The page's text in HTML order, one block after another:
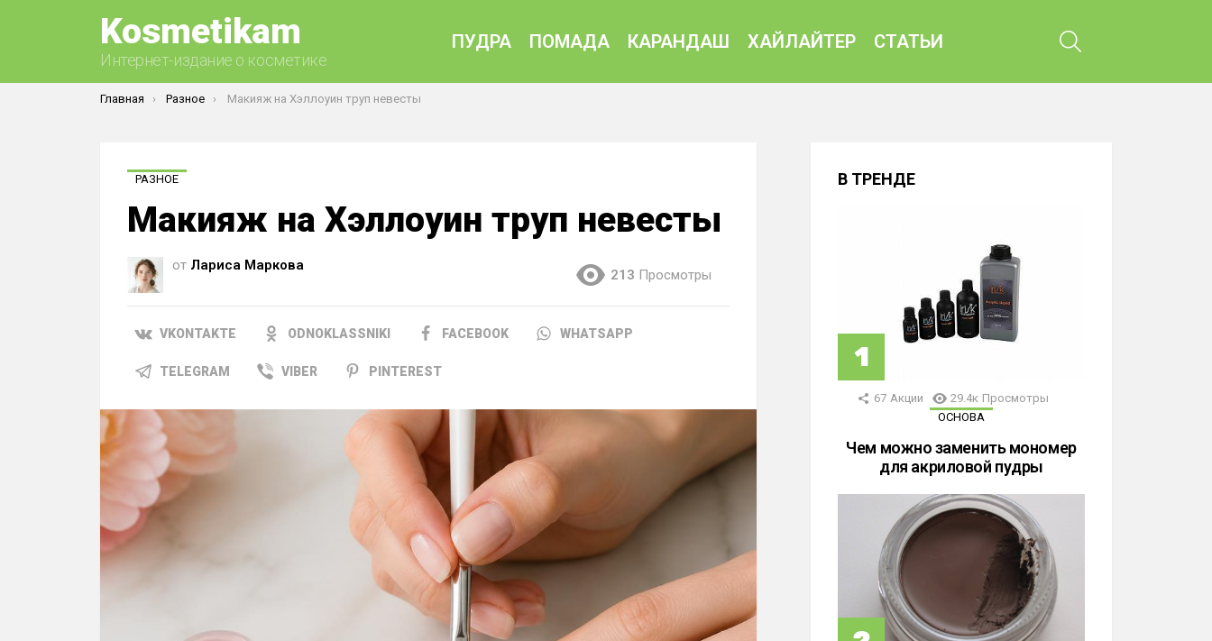
Kosmetikam
Интернет-издание о косметике
ПУДРА ПОМАДА КАРАНДАШ ХАЙЛАЙТЕР СТАТЬИ
Вы здесь:
Главная Разное Макияж на Хэллоуин труп невесты
РАЗНОЕ
Макияж на Хэллоуин труп невесты
от Лариса Маркова
213 Просмотры
VKONTAKTE ODNOKLASSNIKI FACEBOOK WHATSAPP
TELEGRAM VIBER PINTEREST
В ТРЕНДЕ
67 Акции 29.4к Просмотры
ОСНОВА
Чем можно заменить мономер
для акриловой пудры